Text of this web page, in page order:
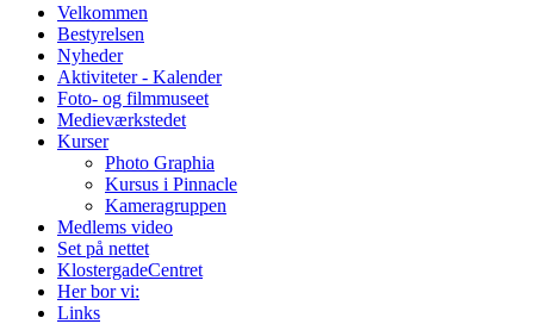
Velkommen
Bestyrelsen
Nyheder
Aktiviteter - Kalender
Foto- og filmmuseet
Medieværkstedet
Kurser
Photo Graphia
Kursus i Pinnacle
Kameragruppen
Medlems video
Set på nettet
KlostergadeCentret
Her bor vi:
Links